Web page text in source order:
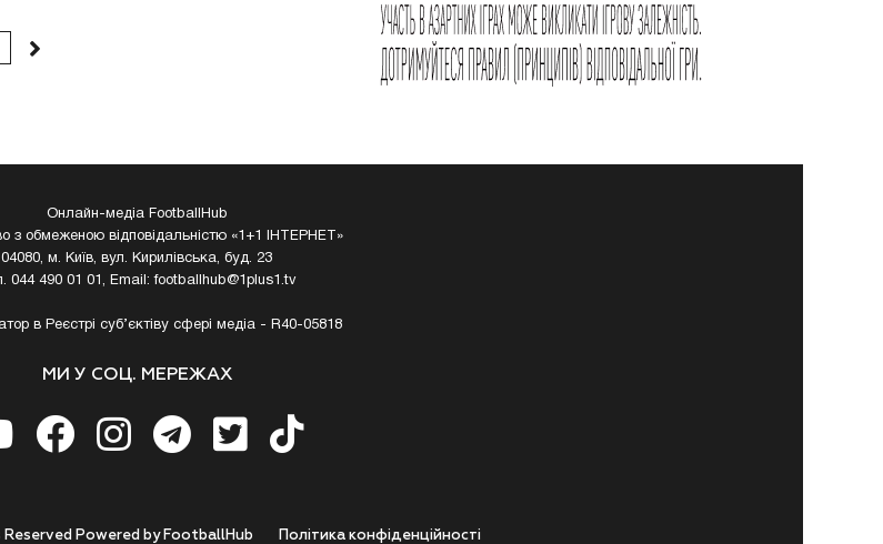
Онлайн-медіа FootballHub
з обмеженою відповідальністю «1+1 ІНТЕРНЕТ»
04080, м. Київ, вул. Кирилівська, буд. 23
044 490 01 01, Email:footballhub@1plus1.tv
в Реєстрі суб’єктіву сфері медіа - R40-05818
МИ У СОЦ. МЕРЕЖАХ
Полiтика конфiденцiйностi
Powered by FootballHub